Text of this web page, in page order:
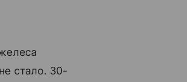
стало. 30-